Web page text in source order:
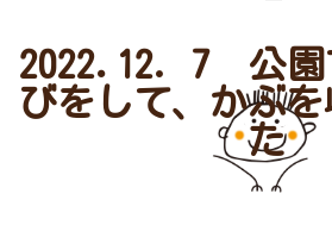
2022.12．7 公園
びをして、かぶ
た